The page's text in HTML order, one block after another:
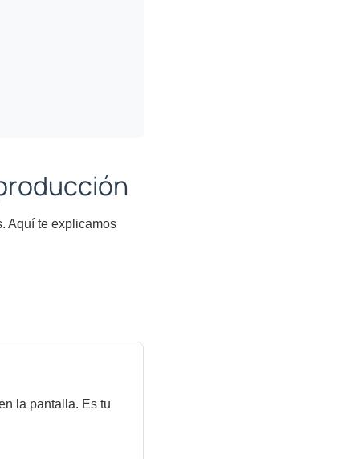
Aquí te explicamos
la pantalla. Es tu